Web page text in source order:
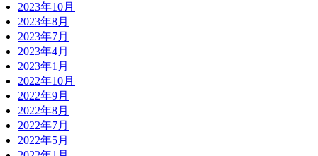
2023年10月
2023年8月
2023年7月
2023年4月
2023年1月
2022年10月
2022年9月
2022年8月
2022年7月
2022年5月